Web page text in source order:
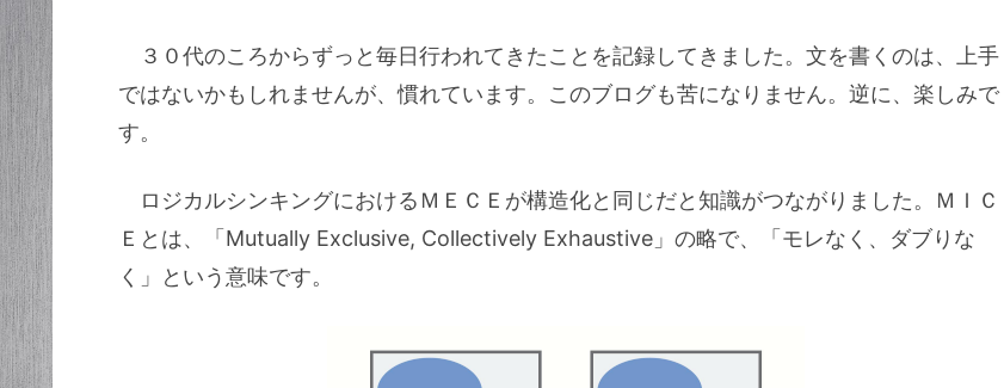
３０代のころからずっと毎日行われてきたことを記録してきました。文を書くのは、上手
ではないかもしれませんが、慣れています。このブログも苦になりません。逆に、楽しみで
す。
ロジカルシンキングにおけるＭＥＣＥが構造化と同じだと知識がつながりました。ＭＩＣ
Ｅとは、「Mutually Exclusive, Collectively Exhaustive」の略で、「モレなく、ダブりな
く」という意味です。